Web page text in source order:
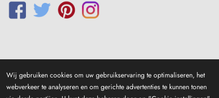
Wij gebruiken cookies om uw gebruikservaring te optimaliseren, het
webverkeer te analyseren en om gerichte advertenties te kunnen tonen